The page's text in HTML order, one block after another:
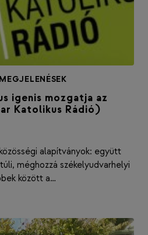
igenis mozgatja az
Katolikus Rádió)
alapítványok: együtt
méghozzá székelyudvarhelyi
között a…